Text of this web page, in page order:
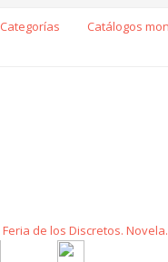
Categorías Catálogos